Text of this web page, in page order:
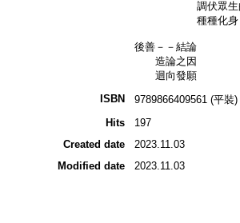
調伏眾生的
種種化身
後善－－結論
造論之因
迴向發願
ISBN
9789866409561 (平裝)
Hits
197
Created date
2023.11.03
Modified date
2023.11.03